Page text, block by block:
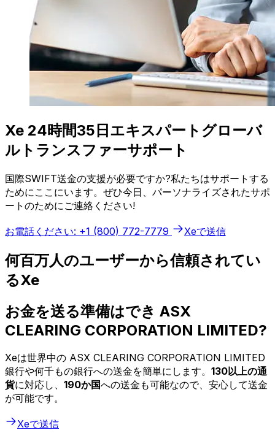
Xe 24時間35日エキスパートグローバ
ルトランスファーサポート
国際SWIFT送金の支援が必要ですか?私たちはサポートする
ためにここにいます。ぜひ今日、パーソナライズされたサポ
ートのためにご連絡ください!
お電話ください: +1 (800) 772-7779 Xeで送信
何百万人のユーザーから信頼されてい
るXe
お金を送る準備はでき ASX
CLEARING CORPORATION LIMITED?
Xeは世界中の ASX CLEARING CORPORATION LIMITED
銀行や何千もの銀行への送金を簡単にします。 130以上の通
貨に対応し、 190か国への送金も可能なので、安心して送金
が可能です。
Xeで送信